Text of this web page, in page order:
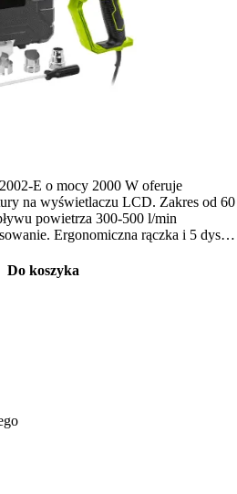
E o mocy 2000 W oferuje
na wyświetlaczu LCD. Zakres od 60
powietrza 300-500 l/min
Ergonomiczna rączka i 5 dysz
Do koszyka